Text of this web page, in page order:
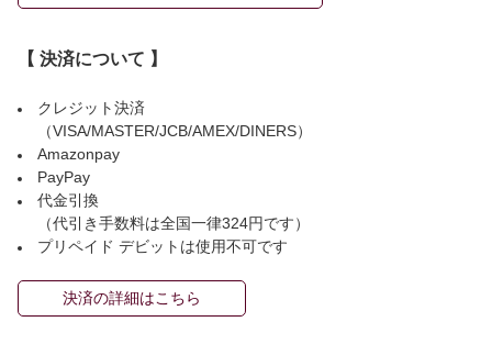
【 決済について 】
クレジット決済
（VISA/MASTER/JCB/AMEX/DINERS）
Amazonpay
PayPay
代金引換
（代引き手数料は全国一律324円です）
プリペイド デビットは使用不可です
決済の詳細はこちら